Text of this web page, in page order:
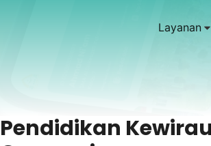
Layanan
Pendidikan